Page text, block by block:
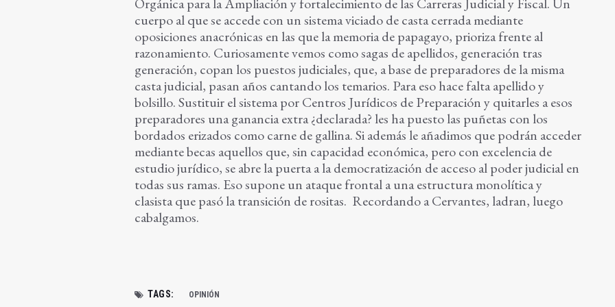
Orgánica para la Ampliación y fortalecimiento de las Carreras Judicial y Fiscal. Un
cuerpo al que se accede con un sistema viciado de casta cerrada mediante
oposiciones anacrónicas en las que la memoria de papagayo, prioriza frente al
razonamiento. Curiosamente vemos como sagas de apellidos, generación tras
generación, copan los puestos judiciales, que, a base de preparadores de la misma
casta judicial, pasan años cantando los temarios. Para eso hace falta apellido y
bolsillo. Sustituir el sistema por Centros Jurídicos de Preparación y quitarles a esos
preparadores una ganancia extra ¿declarada? les ha puesto las puñetas con los
bordados erizados como carne de gallina. Si además le añadimos que podrán acceder
mediante becas aquellos que, sin capacidad económica, pero con excelencia de
estudio jurídico, se abre la puerta a la democratización de acceso al poder judicial en
todas sus ramas. Eso supone un ataque frontal a una estructura monolítica y
clasista que pasó la transición de rositas. Recordando a Cervantes, ladran, luego
cabalgamos.
TAGS: OPINIÓN